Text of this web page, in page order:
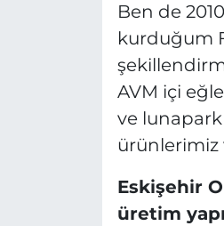
Ben de
kurduğum
AVM içi
ve
ürünlerimiz
Eskişehir
üretim